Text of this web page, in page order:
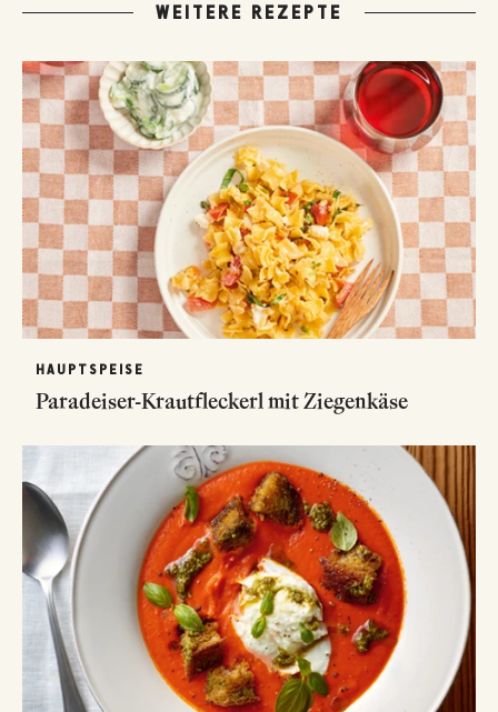
WEITERE REZEPTE
HAUPTSPEISE
Paradeiser-Krautfleckerl mit Ziegenkäse